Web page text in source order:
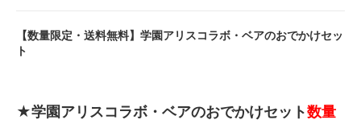
【数量限定・送料無料】学園アリスコラボ・ベアのおでかけセッ
ト
★学園アリスコラボ・ベアのおでかけセット数量